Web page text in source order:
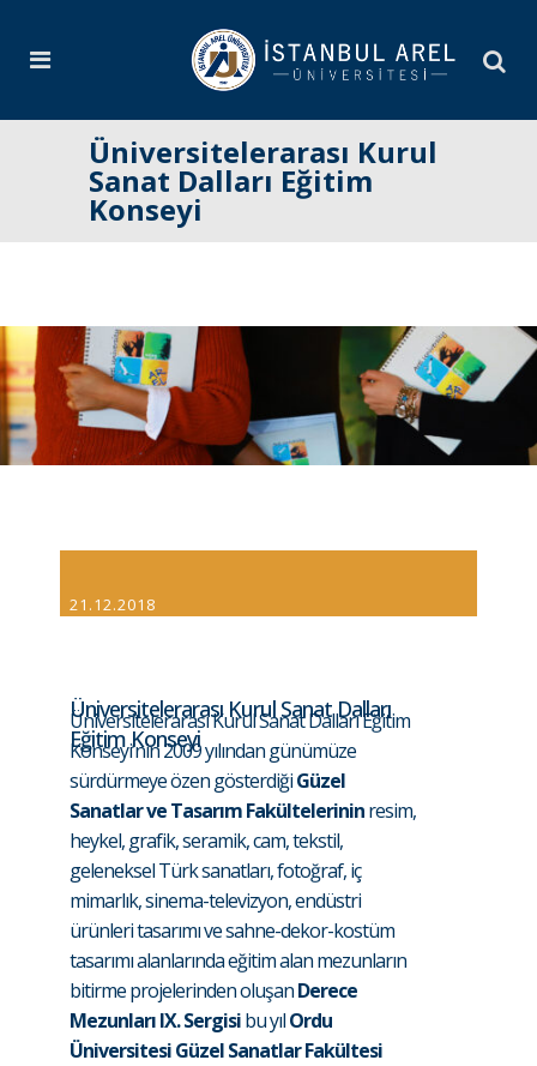
Üniversitelerarası Kurul
Sanat Dalları Eğitim
Konseyi
21.12.2018
Üniversitelerarası Kurul Sanat Dalları
Eğitim Konseyi
Üniversitelerarası Kurul Sanat Dalları Eğitim
Konseyi’nin 2009 yılından günümüze
sürdürmeye özen gösterdiğiGüzel
Sanatlar ve Tasarım Fakültelerininresim,
heykel, grafik, seramik, cam, tekstil,
geleneksel Türk sanatları, fotoğraf, iç
mimarlık, sinema-televizyon, endüstri
ürünleri tasarımı ve sahne-dekor-kostüm
tasarımı alanlarında eğitim alan mezunların
bitirme projelerinden oluşanDerece
Mezunları IX. Sergisibu yılOrdu
Üniversitesi Güzel Sanatlar Fakültesi